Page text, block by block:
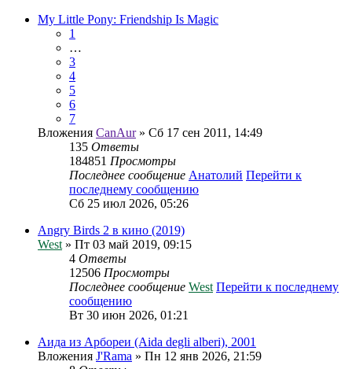
My Little Pony: Friendship Is Magic
1
…
3
4
5
6
7
Вложения CanAur» Сб 17 сен 2011, 14:49
135 Ответы
184851 Просмотры
Последнее сообщение Анатолий Перейти к
последнему сообщению
Сб 25 июл 2026, 05:26
Angry Birds 2 в кино (2019)
West » Пт 03 май 2019, 09:15
4 Ответы
12506 Просмотры
Последнее сообщение West Перейти к последнему
сообщению
Вт 30 июн 2026, 01:21
Аида из Арбореи (Aida degli alberi), 2001
Вложения J'Rama » Пн 12 янв 2026, 21:59